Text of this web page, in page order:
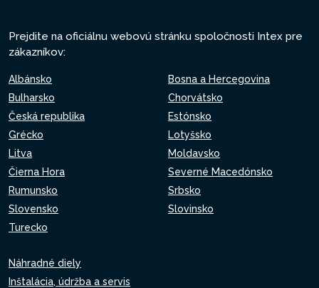
Prejdite na oficiálnu webovú stránku spoločnosti Intex pre
zákazníkov:
Albánsko
Bosna a Hercegovina
Bulharsko
Chorvátsko
Česká republika
Estónsko
Grécko
Lotyšsko
Litva
Moldavsko
Čierna Hora
Severné Macedónsko
Rumunsko
Srbsko
Slovensko
Slovinsko
Turecko
Náhradné diely
Inštalácia, údržba a servis